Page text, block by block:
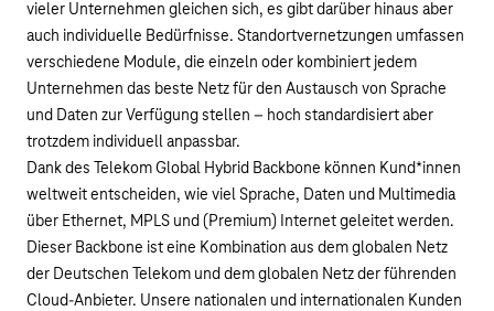
vieler Unternehmen gleichen sich, es gibt darüber hinaus aber
auch individuelle Bedürfnisse. Standortvernetzungen umfassen
verschiedene Module, die einzeln oder kombiniert jedem
Unternehmen das beste Netz für den Austausch von Sprache
und Daten zur Verfügung stellen – hoch standardisiert aber
trotzdem individuell anpassbar.
Dank des Telekom Global Hybrid Backbone können Kund*innen
weltweit entscheiden, wie viel Sprache, Daten und Multimedia
über Ethernet, MPLS und (Premium) Internet geleitet werden.
Dieser Backbone ist eine Kombination aus dem globalen Netz
der Deutschen Telekom und dem globalen Netz der führenden
Cloud-Anbieter. Unsere nationalen und internationalen Kunden